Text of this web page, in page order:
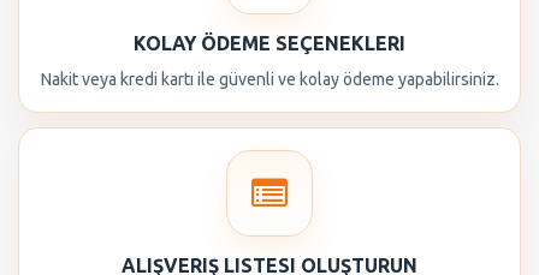
KOLAY ÖDEME SEÇENEKLERI
Nakit veya kredi kartı ile güvenli ve kolay ödeme yapabilirsiniz.
ALIŞVERIŞ LISTESI OLUŞTURUN